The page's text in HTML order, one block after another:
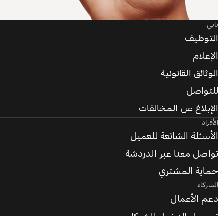
تابي
التوظيف
الإعلام
الوثائق القانونية
للتواصل
الإبلاغ عن المخالفات
الأفراد
الأسئلة الشائعة للعميل
تواصل معنا عبر الدردشة
حماية المشتري
الشركاء
دعم الأعمال